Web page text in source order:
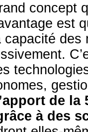
concept
est
des
de la
à des